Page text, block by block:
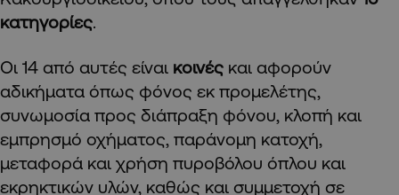
κατηγορίες.
Οι 14 από αυτές είναι κοινές και αφορούν
αδικήματα όπως φόνος εκ προμελέτης,
συνωμοσία προς διάπραξη φόνου, κλοπή και
εμπρησμό οχήματος, παράνομη κατοχή,
μεταφορά και χρήση πυροβόλου όπλου και
εκρηκτικών υλών, καθώς και συμμετοχή σε